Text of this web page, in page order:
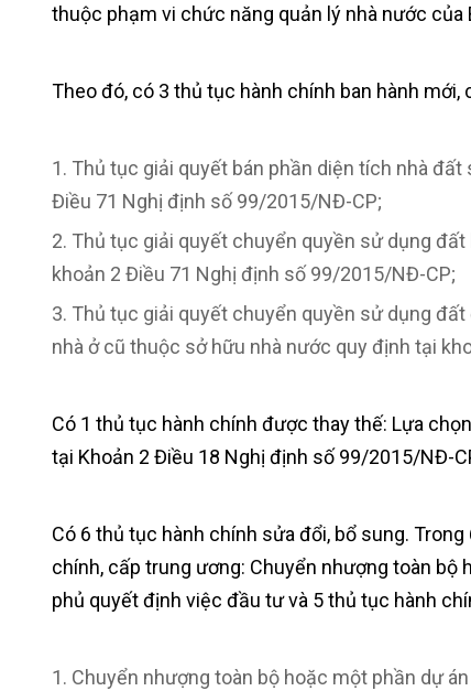
thuộc phạm vi chức năng quản lý nhà nước của
Theo đó, có 3 thủ tục hành chính ban hành mới,
Thủ tục giải quyết bán phần diện tích nhà
Điều 71 Nghị định số 99/2015/NĐ-CP;
Thủ tục giải quyết chuyển quyền sử dụng
khoản 2 Điều 71 Nghị định số 99/2015/NĐ-CP;
Thủ tục giải quyết chuyển quyền sử dụng
nhà ở cũ thuộc sở hữu nhà nước quy định tại
Có 1 thủ tục hành chính được thay thế: Lựa
tại Khoản 2 Điều 18 Nghị định số 99/2015/NĐ-
Có 6 thủ tục hành chính sửa đổi, bổ sung.
chính, cấp trung ương: Chuyển nhượng toàn
phủ quyết định việc đầu tư và 5 thủ tục hành
Chuyển nhượng toàn bộ hoặc một phần dự